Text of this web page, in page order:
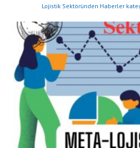
Lojistik Sektöründen Haberler